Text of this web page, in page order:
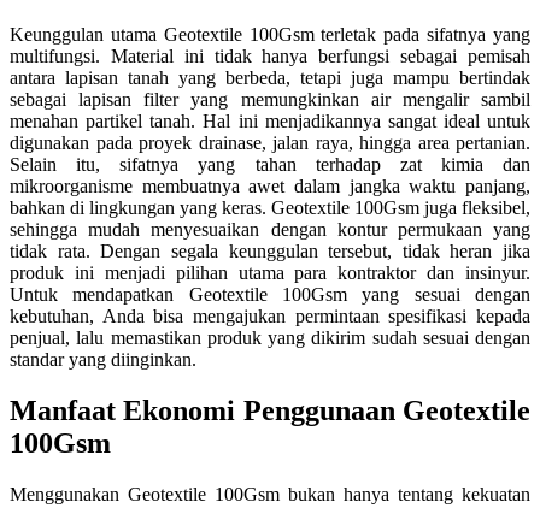
Keunggulan utama Geotextile 100Gsm terletak pada sifatnya yang
multifungsi. Material ini tidak hanya berfungsi sebagai pemisah
antara lapisan tanah yang berbeda, tetapi juga mampu bertindak
sebagai lapisan filter yang memungkinkan air mengalir sambil
menahan partikel tanah. Hal ini menjadikannya sangat ideal untuk
digunakan pada proyek drainase, jalan raya, hingga area pertanian.
Selain itu, sifatnya yang tahan terhadap zat kimia dan
mikroorganisme membuatnya awet dalam jangka waktu panjang,
bahkan di lingkungan yang keras. Geotextile 100Gsm juga fleksibel,
sehingga mudah menyesuaikan dengan kontur permukaan yang
tidak rata. Dengan segala keunggulan tersebut, tidak heran jika
produk ini menjadi pilihan utama para kontraktor dan insinyur.
Untuk mendapatkan Geotextile 100Gsm yang sesuai dengan
kebutuhan, Anda bisa mengajukan permintaan spesifikasi kepada
penjual, lalu memastikan produk yang dikirim sudah sesuai dengan
standar yang diinginkan.
Manfaat Ekonomi Penggunaan Geotextile
100Gsm
Menggunakan Geotextile 100Gsm bukan hanya tentang kekuatan